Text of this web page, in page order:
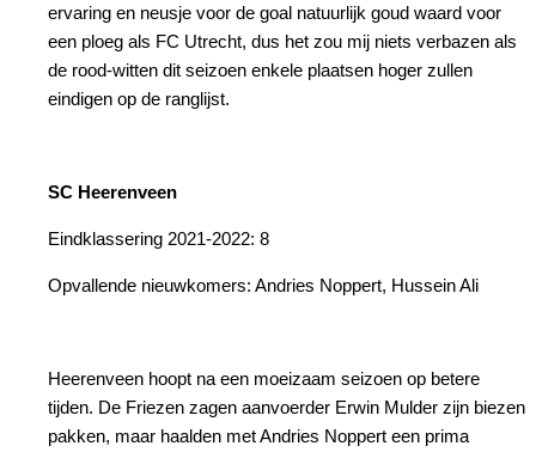
ervaring en neusje voor de goal natuurlijk goud waard voor
een ploeg als FC Utrecht, dus het zou mij niets verbazen als
de rood-witten dit seizoen enkele plaatsen hoger zullen
eindigen op de ranglijst.
SC Heerenveen
Eindklassering 2021-2022: 8
Opvallende nieuwkomers: Andries Noppert, Hussein Ali
Heerenveen hoopt na een moeizaam seizoen op betere
tijden. De Friezen zagen aanvoerder Erwin Mulder zijn biezen
pakken, maar haalden met Andries Noppert een prima